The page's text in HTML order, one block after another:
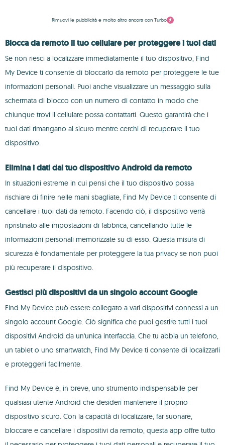
Rimuovi le pubblicità e molto altro ancora con Turbo
Blocca da remoto il tuo cellulare per proteggere i tuoi dati
Se non riesci a localizzare immediatamente il tuo dispositivo, Find
My Device ti consente di bloccarlo da remoto per proteggere le tue
informazioni personali. Puoi anche visualizzare un messaggio sulla
schermata di blocco con un numero di contatto in modo che
chiunque trovi il cellulare possa contattarti. Questo garantirà che i
tuoi dati rimangano al sicuro mentre cerchi di recuperare il tuo
dispositivo.
Elimina i dati dal tuo dispositivo Android da remoto
In situazioni estreme in cui pensi che il tuo dispositivo possa
rischiare di finire nelle mani sbagliate, Find My Device ti consente di
cancellare i tuoi dati da remoto. Facendo ciò, il dispositivo verrà
ripristinato alle impostazioni di fabbrica, cancellando tutte le
informazioni personali memorizzate su di esso. Questa misura di
sicurezza è fondamentale per proteggere la tua privacy se non puoi
più recuperare il dispositivo.
Gestisci più dispositivi da un singolo account Google
Find My Device può essere collegato a vari dispositivi connessi a un
singolo account Google. Ciò significa che puoi gestire tutti i tuoi
dispositivi Android da un'unica interfaccia. Che tu abbia un telefono,
un tablet o uno smartwatch, Find My Device ti consente di localizzarli
e proteggerli facilmente.
Find My Device è, in breve, uno strumento indispensabile per
qualsiasi utente Android che desideri mantenere il proprio
dispositivo sicuro. Con la capacità di localizzare, far suonare,
bloccare e cancellare i dispositivi da remoto, questa app offre tutto